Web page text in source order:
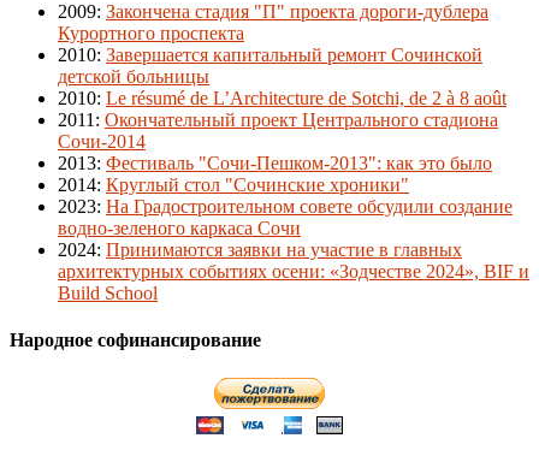
2009: Закончена стадия "П" проекта дороги-дублера
Курортного проспекта
2010: Завершается капитальный ремонт Сочинской
детской больницы
2010: Le résumé de L’Architecture de Sotchi, de 2 à 8 août
2011 : Окончательный проект Центрального стадиона
Сочи-2014
2013: Фестиваль "Сочи-Пешком-2013": как это было
2014: Круглый стол "Сочинские хроники"
2023: На Градостроительном совете обсудили создание
водно-зеленого каркаса Сочи
2024: Принимаются заявки на участие в главных
архитектурных событиях осени: «Зодчестве 2024», BIF и
Build School
Народное софинансирование